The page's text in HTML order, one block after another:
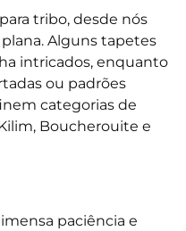
tribo, desde nós
Alguns tapetes
intricados, enquanto
ou padrões
categorias de
Boucherouite e
paciência e